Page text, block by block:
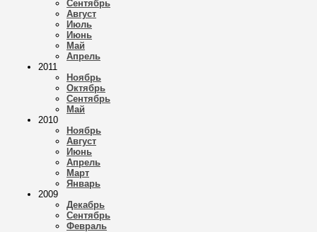
Сентябрь
Август
Июль
Июнь
Май
Апрель
2011
Ноябрь
Октябрь
Сентябрь
Май
2010
Ноябрь
Август
Июнь
Апрель
Март
Январь
2009
Декабрь
Сентябрь
Февраль